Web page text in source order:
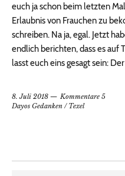
euch ja schon beim letzten
Erlaubnis von Frauchen zu
schreiben. Na ja, egal. Jetzt
endlich berichten, dass es auf
lasst euch eins gesagt sein:
8. Juli 2018
Kommentare 5
Dayos Gedanken / Texel